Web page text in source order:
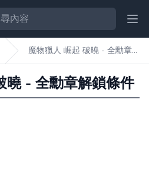
魔物獵人 崛起 破曉 - 全勳章
解鎖條件
曉 - 全勳章解鎖條件